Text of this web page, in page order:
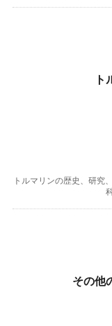
トルマリンの歴史、研究
その他